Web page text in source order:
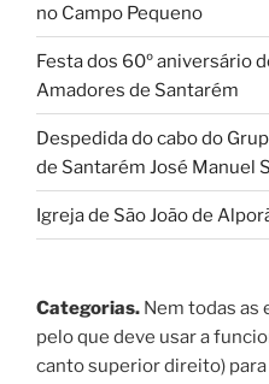
no Campo Pequeno
Festa dos 60º aniversário
Amadores de Santarém
Despedida do cabo do
de Santarém José Manuel
Igreja de São João de
Categorias. Nem todas as
pelo que deve usar a
canto superior direito)